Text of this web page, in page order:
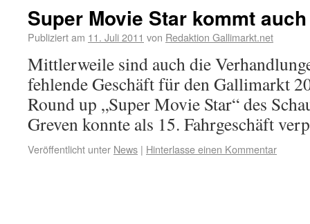
Super Movie Star kommt auch
Publiziert am 11. Juli 2011 von Redaktion Gallimarkt.net
Mittlerweile sind auch die
fehlende Geschäft für den Gallimarkt
Round up „Super Movie Star“ des
Greven konnte als 15. Fahrgeschäft
Veröffentlicht unter News | Hinterlasse einen Kommentar